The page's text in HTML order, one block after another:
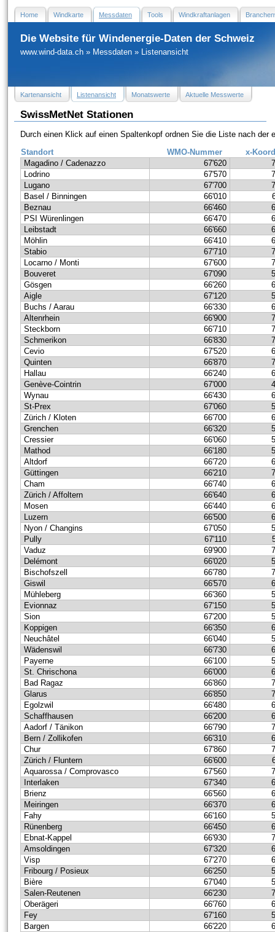
Home Windkarte Messdaten Tools Windkraftanlagen
Die Website für Windenergie-Daten der Schweiz
www.wind-data.ch » Messdaten » Listenansicht
Kartenansicht Listenansicht Monatswerte Aktuelle Messwerte
SwissMetNet Stationen
Durch einen Klick auf einen Spaltenkopf ordnen Sie die Liste nach der
Standort
WMO-Nummer
x-
Magadino / Cadenazzo
67'620
Lodrino
67'570
Lugano
67'700
Basel / Binningen
66'010
Beznau
66'460
PSI Würenlingen
66'470
Leibstadt
66'660
Möhlin
66'410
Stabio
67'710
Locarno / Monti
67'600
Bouveret
67'090
Gösgen
66'260
Aigle
67'120
Buchs / Aarau
66'330
Altenrhein
66'900
Steckborn
66'710
Schmerikon
66'830
Cevio
67'520
Quinten
66'870
Hallau
66'240
Genève-Cointrin
67'000
Wynau
66'430
St-Prex
67'060
Zürich / Kloten
66'700
Grenchen
66'320
Cressier
66'060
Mathod
66'180
Altdorf
66'720
Güttingen
66'210
Cham
66'740
Zürich / Affoltern
66'640
Mosen
66'440
Luzern
66'500
Nyon / Changins
67'050
Pully
67'110
Vaduz
69'900
Delémont
66'020
Bischofszell
66'780
Giswil
66'570
Mühleberg
66'360
Evionnaz
67'150
Sion
67'200
Koppigen
66'350
Neuchâtel
66'040
Wädenswil
66'730
Payerne
66'100
St. Chrischona
66'000
Bad Ragaz
66'860
Glarus
66'850
Egolzwil
66'480
Schaffhausen
66'200
Aadorf / Tänikon
66'790
Bern / Zollikofen
66'310
Chur
67'860
Zürich / Fluntern
66'600
Aquarossa / Comprovasco
67'560
Interlaken
67'340
Brienz
66'560
Meiringen
66'370
Fahy
66'160
Rünenberg
66'450
Ebnat-Kappel
66'930
Amsoldingen
67'320
Visp
67'270
Fribourg / Posieux
66'250
Bière
67'040
Salen-Reutenen
66'230
Oberägeri
66'760
Fey
67'160
Bargen
66'220